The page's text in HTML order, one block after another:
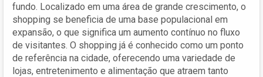
fundo. Localizado em uma área de grande crescimento, o
shopping se beneficia de uma base populacional em
expansão, o que significa um aumento contínuo no fluxo
de visitantes. O shopping já é conhecido como um ponto
de referência na cidade, oferecendo uma variedade de
lojas, entretenimento e alimentação que atraem tanto